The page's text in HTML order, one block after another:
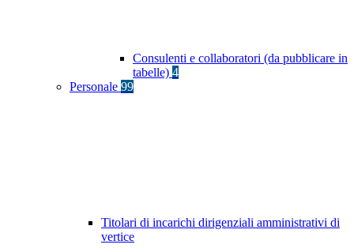
Consulenti e collaboratori (da pubblicare in
tabelle) 4
Personale 99
Titolari di incarichi dirigenziali amministrativi di
vertice